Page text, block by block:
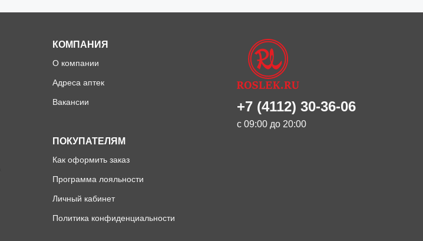
КОМПАНИЯ
О компании
Адреса аптек
Вакансии
ПОКУПАТЕЛЯМ
Как оформить заказ
Программа лояльности
Личный кабинет
Политика конфиденциальности
+7 (4112) 30-36-06
с 09:00 до 20:00